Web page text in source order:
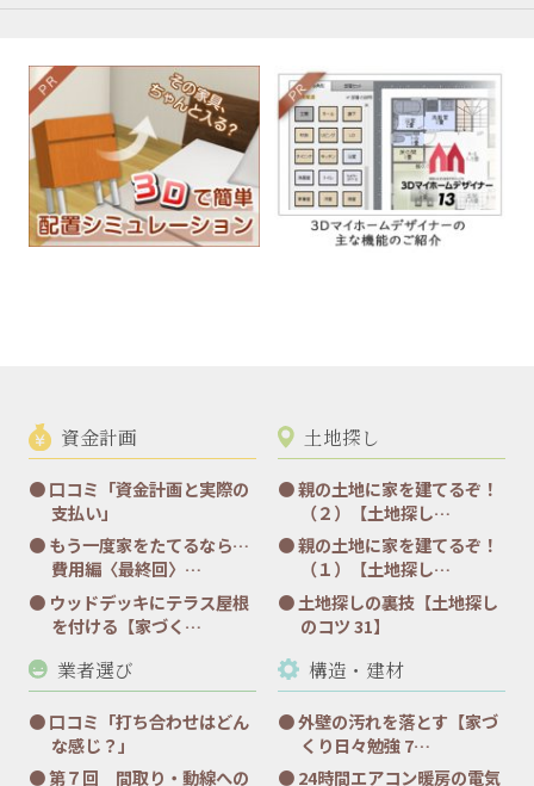
資金計画
口コミ「資金計画と実際の
支払い」
もう一度家をたてるなら…
費用編〈最終回〉…
ウッドデッキにテラス屋根
を付ける【家づく…
土地探し
親の土地に家を建てるぞ！
（２）【土地探し…
親の土地に家を建てるぞ！
（１）【土地探し…
土地探しの裏技【土地探し
のコツ 31】
業者選び
口コミ「打ち合わせはどん
な感じ？」
第７回 間取り・動線への
構造・建材
外壁の汚れを落とす【家づ
くり日々勉強 7…
24時間エアコン暖房の電気